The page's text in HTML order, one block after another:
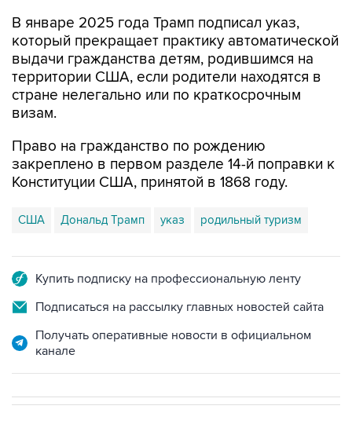
В январе 2025 года Трамп подписал указ,
который прекращает практику автоматической
выдачи гражданства детям, родившимся на
территории США, если родители находятся в
стране нелегально или по краткосрочным
визам.
Право на гражданство по рождению
закреплено в первом разделе 14-й поправки к
Конституции США, принятой в 1868 году.
США Дональд Трамп указ родильный туризм
Купить подписку на профессиональную ленту
Подписаться на рассылку главных новостей сайта
Получать оперативные новости в официальном
канале